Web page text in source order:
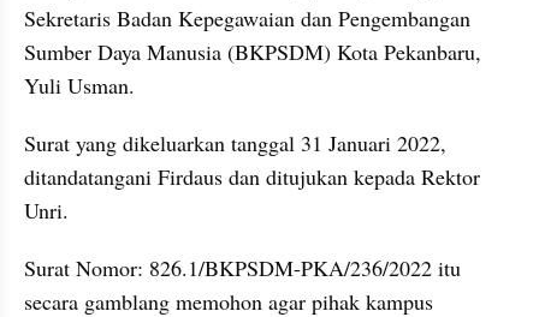
Sekretaris Badan Kepegawaian dan Pengembangan
Sumber Daya Manusia (BKPSDM) Kota Pekanbaru,
Yuli Usman.
Surat yang dikeluarkan tanggal 31 Januari 2022,
ditandatangani Firdaus dan ditujukan kepada Rektor
Unri.
Surat Nomor: 826.1/BKPSDM-PKA/236/2022 itu
secara gamblang memohon agar pihak kampus